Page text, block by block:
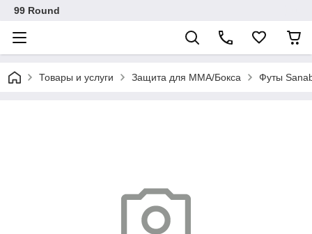
99 Round
Товары и услуги Защита для ММА/Бокса Футы